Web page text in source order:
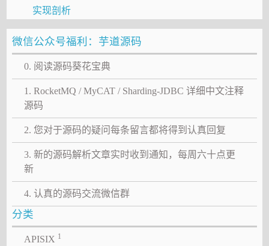
实现剖析
微信公众号福利：芋道源码
0. 阅读源码葵花宝典
1. RocketMQ / MyCAT / Sharding-JDBC 详细中文注释
源码
2. 您对于源码的疑问每条留言都将得到认真回复
3. 新的源码解析文章实时收到通知，每周六十点更
新
4. 认真的源码交流微信群
分类
APISIX 1